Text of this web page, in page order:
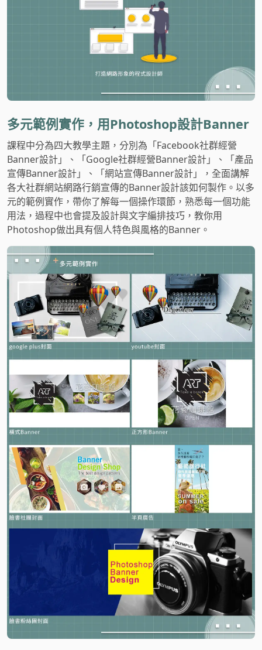
多元範例實作，用Photoshop設計Banner
課程中分為四大教學主題，分別為「Facebook社群經營
Banner設計」、「Google社群經營Banner設計」、「產品
宣傳Banner設計」、「網站宣傳Banner設計」，全面講解
各大社群網站網路行銷宣傳的Banner設計該如何製作。以多
元的範例實作，帶你了解每一個操作環節，熟悉每一個功能
用法，過程中也會提及設計與文字編排技巧，教你用
Photoshop做出具有個人特色與風格的Banner。